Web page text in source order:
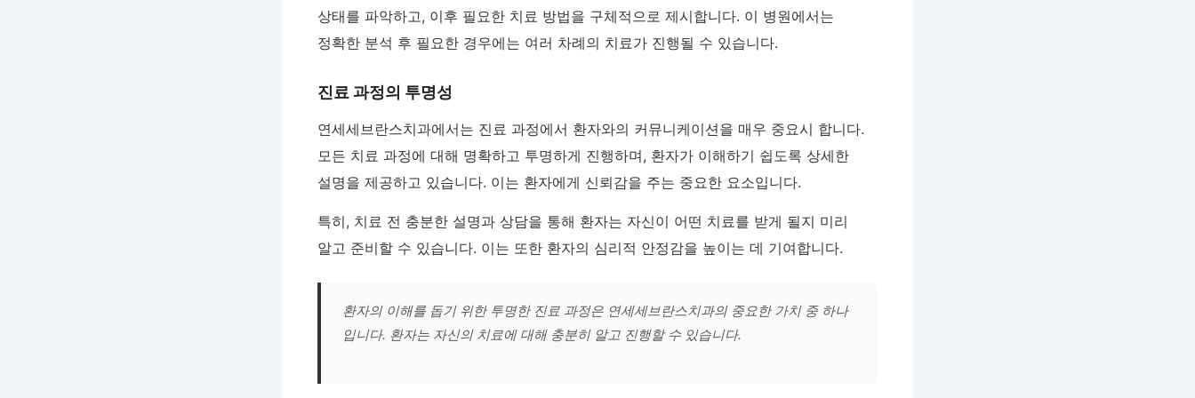
상태를 파악하고, 이후 필요한 치료 방법을 구체적으로 제시합니다. 이 병원에서는
정확한 분석 후 필요한 경우에는 여러 차례의 치료가 진행될 수 있습니다.
진료 과정의 투명성
연세세브란스치과에서는 진료 과정에서 환자와의 커뮤니케이션을 매우 중요시 합니다.
모든 치료 과정에 대해 명확하고 투명하게 진행하며, 환자가 이해하기 쉽도록 상세한
설명을 제공하고 있습니다. 이는 환자에게 신뢰감을 주는 중요한 요소입니다.
특히, 치료 전 충분한 설명과 상담을 통해 환자는 자신이 어떤 치료를 받게 될지 미리
알고 준비할 수 있습니다. 이는 또한 환자의 심리적 안정감을 높이는 데 기여합니다.
환자의 이해를 돕기 위한 투명한 진료 과정은 연세세브란스치과의 중요한 가치 중 하나
입니다. 환자는 자신의 치료에 대해 충분히 알고 진행할 수 있습니다.